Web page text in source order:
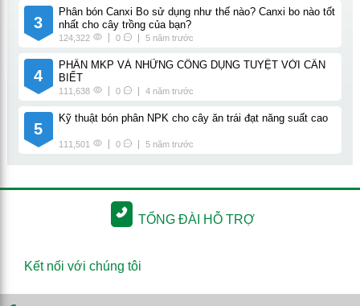
3
Phân bón Canxi Bo sử dụng như thế nào? Canxi bo nào tốt
nhất cho cây trồng của bạn?
124,322 0 5 năm trước
4
PHÂN MKP VÀ NHỮNG CÔNG DỤNG TUYỆT VỜI CẦN
BIẾT
111,638 0 4 năm trước
5
Kỹ thuật bón phân NPK cho cây ăn trái đạt năng suất cao
111,501 0 5 năm trước
TỔNG ĐÀI HỖ TRỢ
Kết nối với chúng tôi